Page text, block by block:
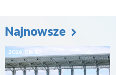
Najnowsze
2026-08-10